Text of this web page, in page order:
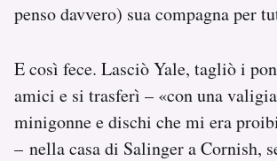
penso davvero) sua compagna per
E così fece. Lasciò Yale, tagliò i
amici e si trasferì – «con una
minigonne e dischi che mi era
– nella casa di Salinger a Cornish,